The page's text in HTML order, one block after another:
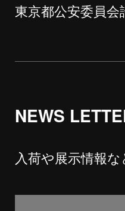
東京都公安委員会
NEWS
入荷や展示情報